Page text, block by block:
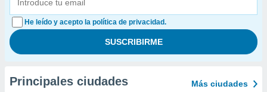
He leído y acepto la política de privacidad.
Principales ciudades Más ciudades